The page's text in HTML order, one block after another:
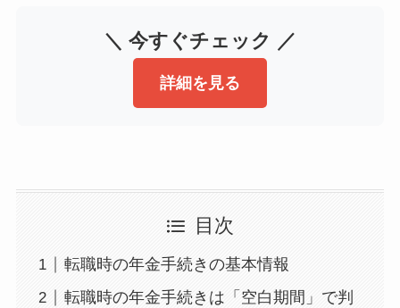
＼ 今すぐチェック ／
詳細を見る
目次
転職時の年金手続きの基本情報
転職時の年金手続きは「空白期間」で判